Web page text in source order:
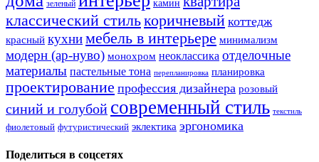
зеленый камин
классический стилькоричневый коттедж
красный кухнимебель в интерьере минимализм
модерн (ар-нуво) монохром неоклассика отделочные
материалы пастельные тона перепланировка планировка
проектирование профессия дизайнера розовый
синий и голубой современный стиль текстиль
фиолетовый футуристический эклектика эргономика
Поделиться в соцсетях